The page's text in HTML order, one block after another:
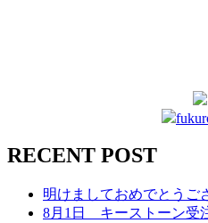
RECENT POST
明けましておめでとうご
8月1日 キーストーン受